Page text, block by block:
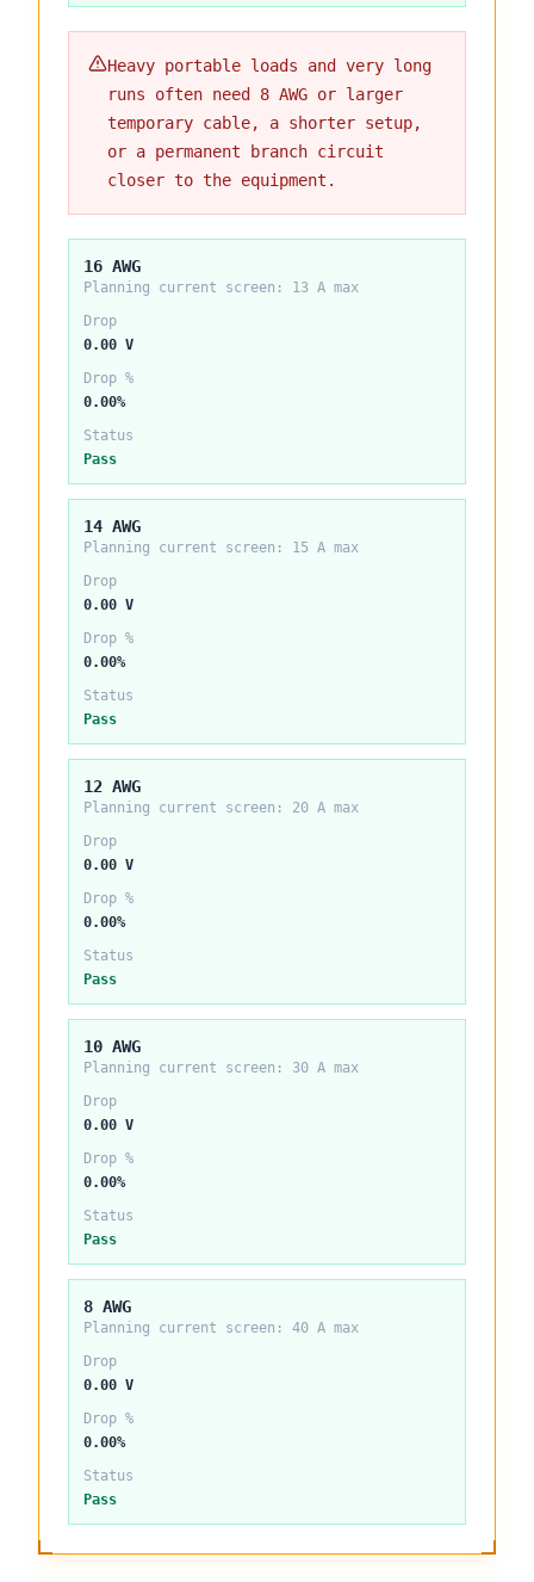
Heavy portable loads and very long
runs often need 8 AWG or larger
temporary cable, a shorter setup,
or a permanent branch circuit
closer to the equipment.
16 AWG
Planning current screen: 13 A max
Drop
0.00 V
Drop %
0.00%
Status
Pass
14 AWG
Planning current screen: 15 A max
Drop
0.00 V
Drop %
0.00%
Status
Pass
12 AWG
Planning current screen: 20 A max
Drop
0.00 V
Drop %
0.00%
Status
Pass
10 AWG
Planning current screen: 30 A max
Drop
0.00 V
Drop %
0.00%
Status
Pass
8 AWG
Planning current screen: 40 A max
Drop
0.00 V
Drop %
0.00%
Status
Pass